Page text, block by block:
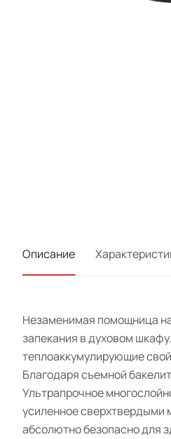
Описание
Незаменимая помощница
запекания в духовом
теплоаккумулирующие
Благодаря съемной
Ультрапрочное
усиленное сверхтвердыми
абсолютно безопасно для